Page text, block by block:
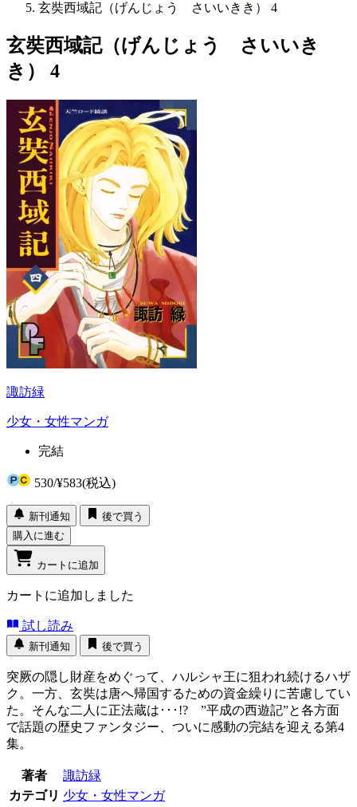
玄奘西域記（げんじょう さいいきき） 4
玄奘西域記（げんじょう さいいき
き） 4
諏訪緑
少女・女性マンガ
完結
530/¥583(税込)
新刊通知
後で買う
購入に進む
カートに追加
カートに追加しました
試し読み
新刊通知 後で買う
突厥の隠し財産をめぐって、ハルシャ王に狙われ続けるハザ
ク。一方、玄奘は唐へ帰国するための資金繰りに苦慮してい
た。そんな二人に正法蔵は･･･!? ”平成の西遊記”と各方面
で話題の歴史ファンタジー、ついに感動の完結を迎える第4
集。
著者
諏訪緑
カテゴリ 少女・女性マンガ